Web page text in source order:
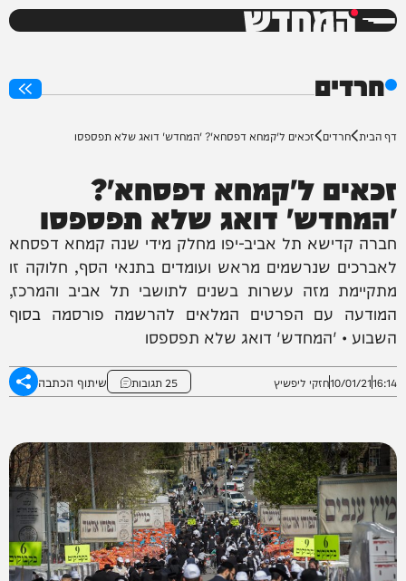
המחדש
חרדים
דף הבית חרדים זכאים ל'קמחא דפסחא'? 'המחדש' דואג שלא תפספסו
זכאים ל'קמחא דפסחא'?
'המחדש' דואג שלא תפספסו
חברה קדישא תל אביב-יפו מחלק מידי שנה קמחא דפסחא
לאברכים שנרשמים מראש ועומדים בתנאי הסף, חלוקה זו
מתקיימת מזה עשרות בשנים לתושבי תל אביב והמרכז,
המודעה עם הפרטים המלאים להרשמה פורסמה בסוף
השבוע • 'המחדש' דואג שלא תפספסו
16:14
10/01/21חזקי ליפשיץ 25 תגובות שיתוף הכתבה